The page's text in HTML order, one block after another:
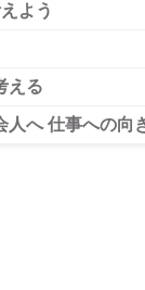
よう
える
へ 仕事への向